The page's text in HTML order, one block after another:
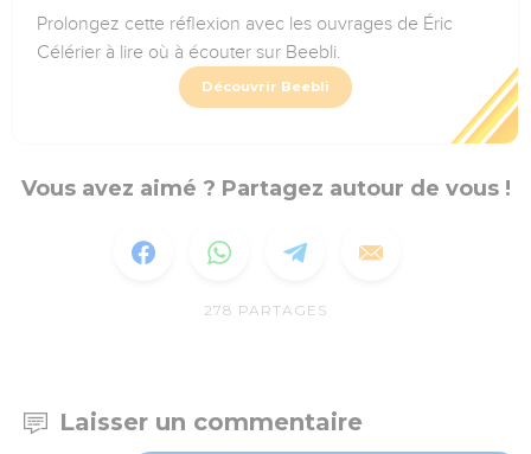
Prolongez cette réflexion avec les ouvrages de Éric
Célérier à lire où à écouter sur Beebli.
Découvrir Beebli
Vous avez aimé ? Partagez autour de vous !
278 PARTAGES
Laisser un commentaire